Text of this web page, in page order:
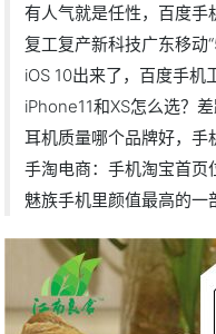
有人气就是任性，百度
复工复产新科技广东移动
iOS 10出来了，百度手机
iPhone11和XS怎么选？
耳机质量哪个品牌好，手
手淘电商：手机淘宝首页
魅族手机里颜值最高的一